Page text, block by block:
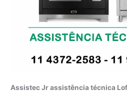
Assistec Jr assistência técnica